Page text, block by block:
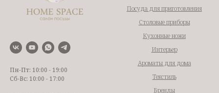
Пн-Пт: 10:00 - 19:00
Сб-Вс: 10:00 - 17:00
Посуда для приготовления
Столовые приборы
Кухонные ножи
Интерьер
Ароматы для дома
Текстиль
Бренды